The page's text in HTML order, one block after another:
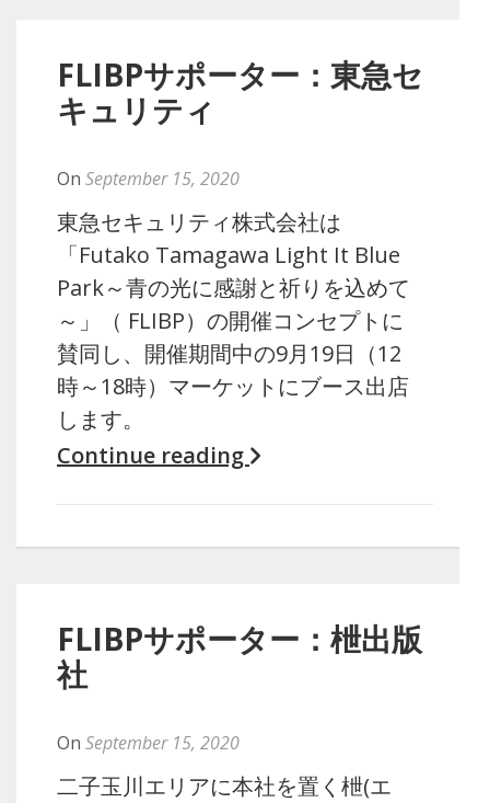
FLIBPサポーター：東急セ
キュリティ
On September 15, 2020
東急セキュリティ株式会社は
「Futako Tamagawa Light It Blue
Park～青の光に感謝と祈りを込めて
～」（ FLIBP）の開催コンセプトに
賛同し、開催期間中の9月19日（12
時～18時）マーケットにブース出店
します。
Continue reading
FLIBPサポーター：枻出版
社
On September 15, 2020
二子玉川エリアに本社を置く枻(エ